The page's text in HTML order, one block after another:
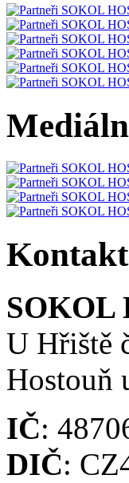
SOKOL
U Hřiště
Hostouň
IČ:
DIČ: